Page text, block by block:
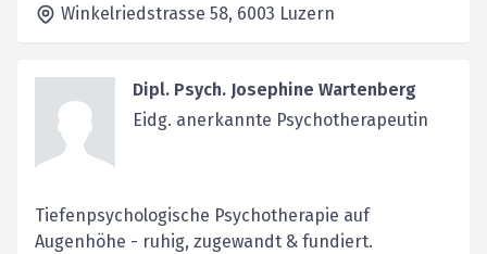
Winkelriedstrasse 58, 6003 Luzern
Dipl. Psych. Josephine Wartenberg
Eidg. anerkannte Psychotherapeutin
Tiefenpsychologische Psychotherapie auf
Augenhöhe - ruhig, zugewandt & fundiert.